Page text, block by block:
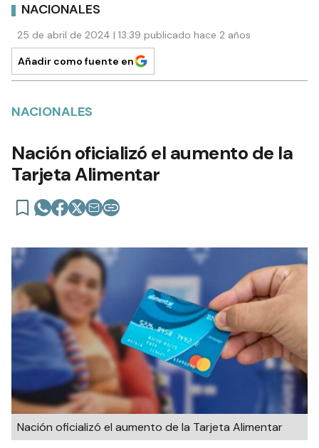
NACIONALES
25 de abril de 2024 | 13:39 publicado hace 2 años
Añadir como fuente en
NACIONALES
Nación oficializó el aumento de la
Tarjeta Alimentar
Nación oficializó el aumento de la Tarjeta Alimentar